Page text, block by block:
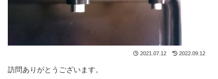
2021.07.12 2022.09.12
訪問ありがとうございます。